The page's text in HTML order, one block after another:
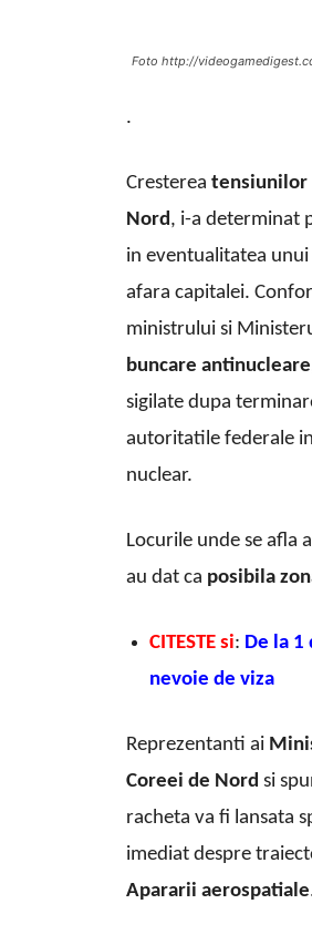
Foto http://
.
Cresterea tensiunilor
Nord, i-a determinat
in eventualitatea unui
afara capitalei.
ministrului si
buncare antinucleare
sigilate dupa
autoritatile federale
nuclear.
Locurile unde se afla
au dat ca posibila
CITESTE si: De la 1
nevoie de viza
Reprezentanti ai
Coreei de Nord si
racheta va fi lansata
imediat despre
Apararii aerospatiale